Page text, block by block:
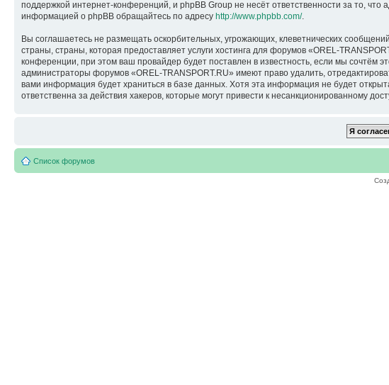
поддержкой интернет-конференций, и phpBB Group не несёт ответственности за то,
информацией о phpBB обращайтесь по адресу http://www.phpbb.com/.
Вы соглашаетесь не размещать оскорбительных, угрожающих, клеветнических
страны, страны, которая предоставляет услуги хостинга для форумов «OREL-
конференции, при этом ваш провайдер будет поставлен в известность, если мы сочтём
администраторы форумов «OREL-TRANSPORT.RU» имеют право удалить,
вами информация будет храниться в базе данных. Хотя эта информация не будет
ответственна за действия хакеров, которые могут привести к несанкционированному
Список форумов